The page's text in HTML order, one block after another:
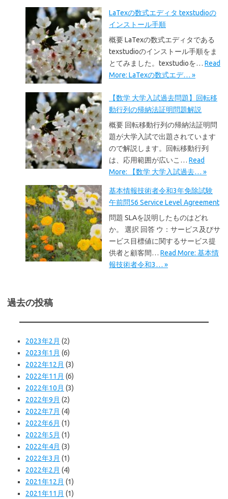
LaTexの数式エディタ texstudioの
インストール手順
概要 LaTexの数式エディタである
texstudioのインストール手順をま
とてみました。texstudioを… Read
More: LaTexの数式エデ… »
【数学 大学入試過去問題】回転移
動行列の帰納法証明問題解説
概要 回転移動行列の帰納法証明問
題が大学入試で出題されています
ので解説します。回転移動行列
は、応用範囲が広いこ… Read
More: 【数学 大学入試過去… »
基本情報技術者令和3年免除試験
午前問56 Service Level Agreement
問題 SLAを説明したものはどれ
か。 選択 回答 ウ：サービス及びサ
ービス目標値に関するサービス提
供者と顧客間… Read More: 基本情
報技術者令和3… »
過去の投稿
2023年2月 (2)
2023年1月 (6)
2022年12月 (3)
2022年11月 (6)
2022年10月 (3)
2022年9月 (2)
2022年7月 (4)
2022年6月 (1)
2022年5月 (1)
2022年4月 (3)
2022年3月 (1)
2022年2月 (4)
2021年12月 (1)
2021年11月 (1)